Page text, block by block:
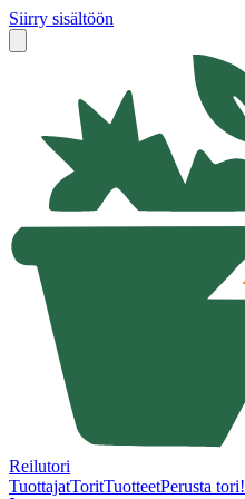
Siirry sisältöön
Reilutori
TuottajatToritTuotteetPerusta tori!